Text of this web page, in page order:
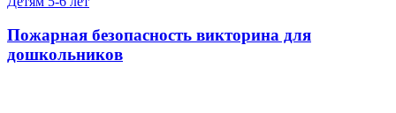
Пожарная безопасность викторина для
дошкольников